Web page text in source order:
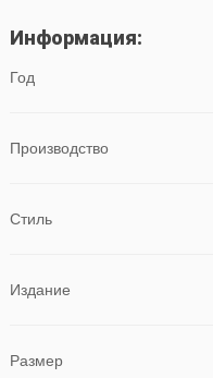
Информация:
Год
Производство
Стиль
Издание
Размер